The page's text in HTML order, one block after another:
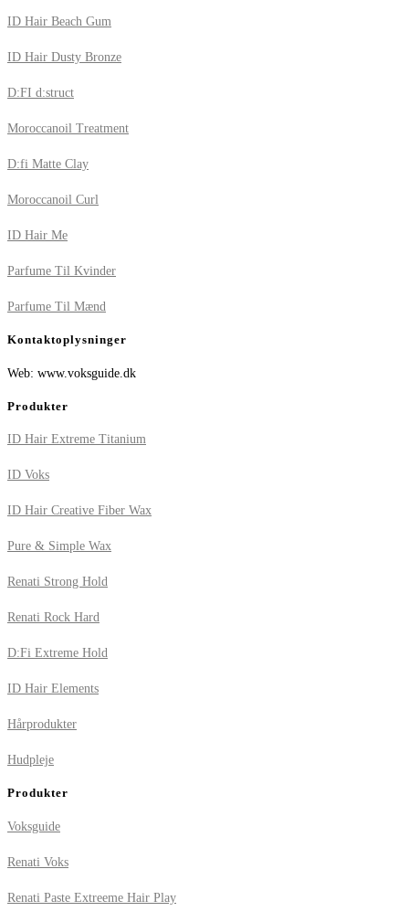
ID Hair Beach Gum
ID Hair Dusty Bronze
D:FI d:struct
Moroccanoil Treatment
D:fi Matte Clay
Moroccanoil Curl
ID Hair Me
Parfume Til Kvinder
Parfume Til Mænd
Kontaktoplysninger
Web: www.voksguide.dk
Produkter
ID Hair Extreme Titanium
ID Voks
ID Hair Creative Fiber Wax
Pure & Simple Wax
Renati Strong Hold
Renati Rock Hard
D:Fi Extreme Hold
ID Hair Elements
Hårprodukter
Hudpleje
Produkter
Voksguide
Renati Voks
Renati Paste Extreeme Hair Play